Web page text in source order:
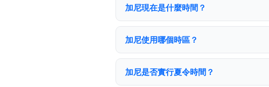
加尼現在是什麼時間？
加尼使用哪個時區？
加尼是否實行夏令時間？